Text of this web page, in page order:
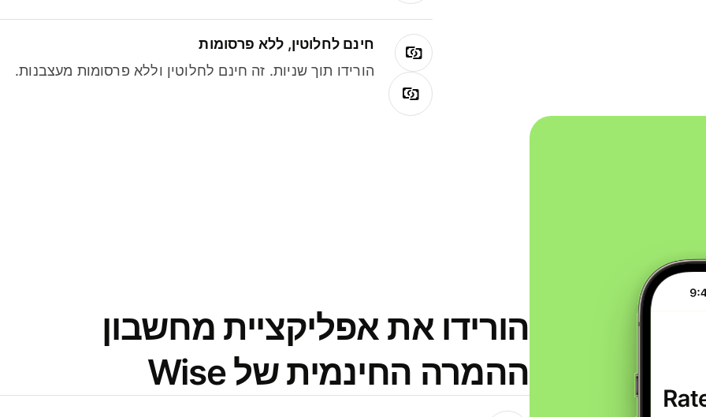
חינם לחלוטין, ללא פרסומות
הורידו תוך שניות. זה חינם לחלוטין וללא פרסומות מעצבנות.
הורידו את אפליקציית מחשבון
ההמרה החינמית של Wise